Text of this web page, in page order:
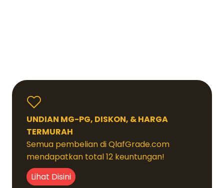
UNDIAN MG-PG, DISKON, & HARGA
TERMURAH
Semua pembelian di QlafGrade.com
mendapatkan total 12 keuntungan!
Lihat Disini